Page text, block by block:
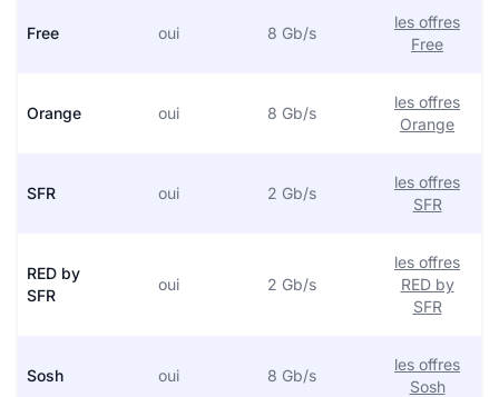
Free oui 8 Gb/s
les offres
Free
Orange oui 8 Gb/s
les offres
Orange
SFR oui 2 Gb/s
les offres
SFR
RED by
SFR
oui 2 Gb/s
les offres
RED by
SFR
Sosh oui 8 Gb/s
les offres
Sosh